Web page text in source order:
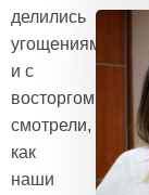
делились
угощениями
и с
восторгом
смотрели,
как
наши